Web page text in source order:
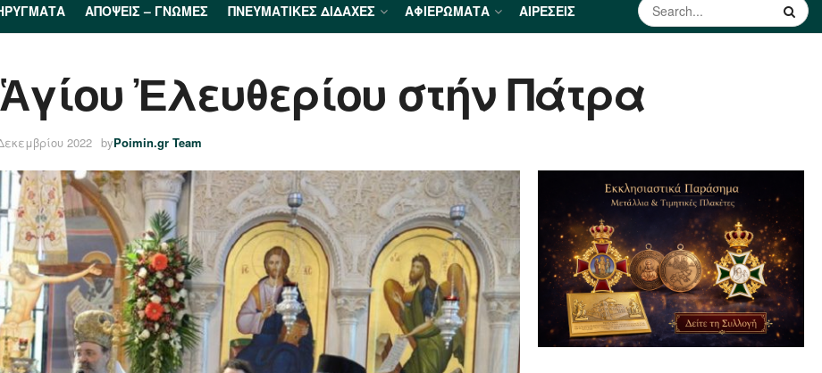
ΑΠΌΨΕΙΣ – ΓΝΏΜΕΣ ΠΝΕΥΜΑΤΙΚΈΣ ΔΙΔΑΧΈΣ ΑΦΙΕΡΏΜΑΤΑ ΑΙΡΈΣΕΙΣ
Ἐλευθερίου στήν Πάτρα
2022 byPoimin.gr Team